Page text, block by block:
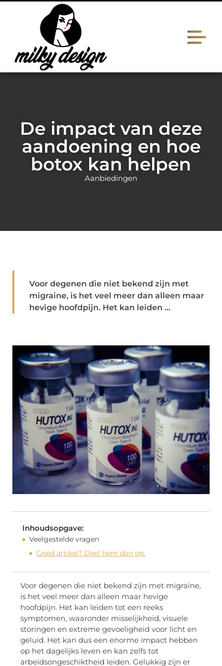
De impact van deze
aandoening en hoe
botox kan helpen
Aanbiedingen
Voor degenen die niet bekend zijn met
migraine, is het veel meer dan alleen maar
hevige hoofdpijn. Het kan leiden ...
Inhoudsopgave:
Veelgestelde vragen
Goed artikel? Deel hem dan op:
Voor degenen die niet bekend zijn met migraine,
is het veel meer dan alleen maar hevige
hoofdpijn. Het kan leiden tot een reeks
symptomen, waaronder misselijkheid, visuele
storingen en extreme gevoeligheid voor licht en
geluid. Het kan dus een enorme impact hebben
op het dagelijks leven en kan zelfs tot
arbeidsongeschiktheid leiden. Gelukkig zijn er